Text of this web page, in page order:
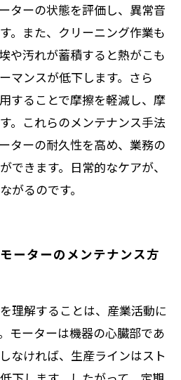
ターの状態を評価し、異常音
。また、クリーニング作業も
や汚れが蓄積すると熱がこも
マンスが低下します。さら
することで摩擦を軽減し、摩
。これらのメンテナンス手法
ターの耐久性を高め、業務の
できます。日常的なケアが、
がるのです。
ーターのメンテナンス方
理解することは、産業活動に
モーターは機器の心臓部であ
なければ、生産ラインはスト